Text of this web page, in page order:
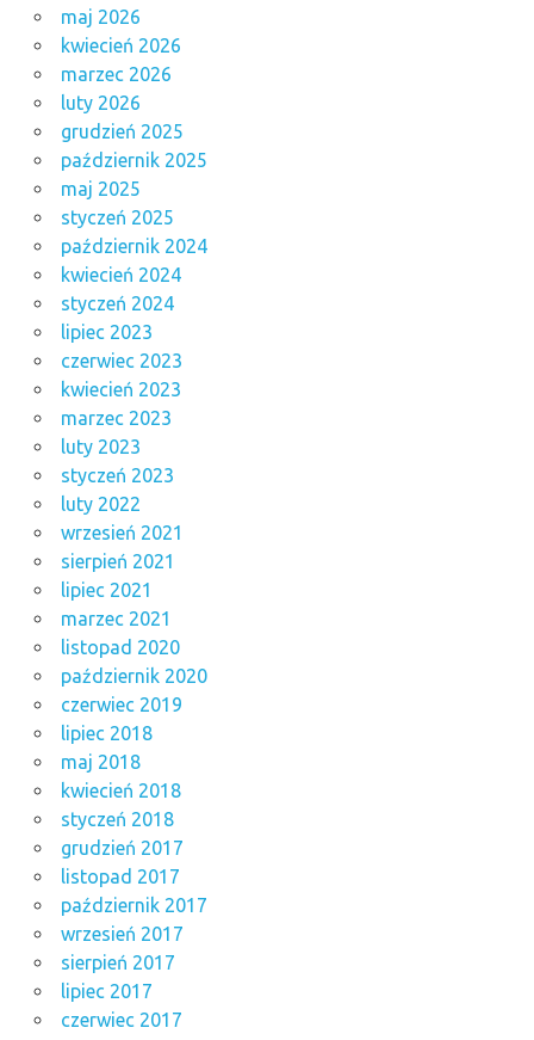
maj 2026
kwiecień 2026
marzec 2026
luty 2026
grudzień 2025
październik 2025
maj 2025
styczeń 2025
październik 2024
kwiecień 2024
styczeń 2024
lipiec 2023
czerwiec 2023
kwiecień 2023
marzec 2023
luty 2023
styczeń 2023
luty 2022
wrzesień 2021
sierpień 2021
lipiec 2021
marzec 2021
listopad 2020
październik 2020
czerwiec 2019
lipiec 2018
maj 2018
kwiecień 2018
styczeń 2018
grudzień 2017
listopad 2017
październik 2017
wrzesień 2017
sierpień 2017
lipiec 2017
czerwiec 2017